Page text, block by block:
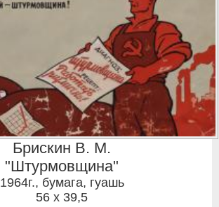
Брискин В. М.
"Штурмовщина"
1964г., бумага, гуашь
56 x 39,5